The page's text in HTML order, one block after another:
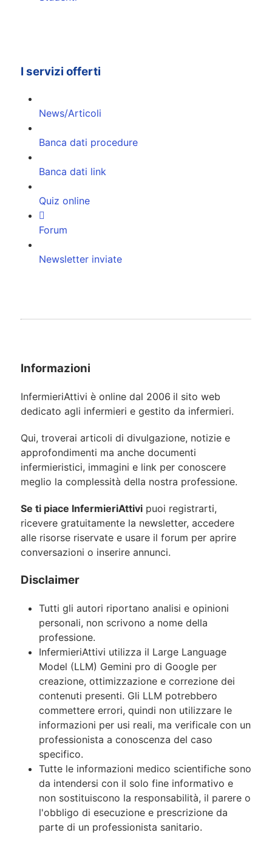
I servizi offerti
News/Articoli
Banca dati procedure
Banca dati link
Quiz online
Forum
Newsletter inviate
Informazioni
InfermieriAttivi è online dal 2006 il sito web
dedicato agli infermieri e gestito da infermieri.
Qui, troverai articoli di divulgazione, notizie e
approfondimenti ma anche documenti
infermieristici, immagini e link per conoscere
meglio la complessità della nostra professione.
Se ti piace InfermieriAttivi puoi registrarti,
ricevere gratuitamente la newsletter, accedere
alle risorse riservate e usare il forum per aprire
conversazioni o inserire annunci.
Disclaimer
Tutti gli autori riportano analisi e opinioni
personali, non scrivono a nome della
professione.
InfermieriAttivi utilizza il Large Language
Model (LLM) Gemini pro di Google per
creazione, ottimizzazione e correzione dei
contenuti presenti. Gli LLM potrebbero
commettere errori, quindi non utilizzare le
informazioni per usi reali, ma verificale con un
professionista a conoscenza del caso
specifico.
Tutte le informazioni medico scientifiche sono
da intendersi con il solo fine informativo e
non sostituiscono la responsabilità, il parere o
l'obbligo di esecuzione e prescrizione da
parte di un professionista sanitario.